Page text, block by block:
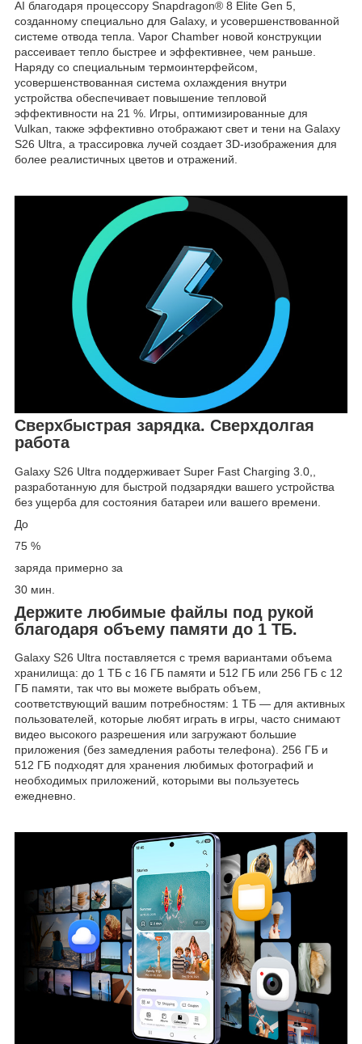
AI благодаря процессору Snapdragon® 8 Elite Gen 5,
созданному специально для Galaxy, и усовершенствованной
системе отвода тепла. Vapor Chamber новой конструкции
рассеивает тепло быстрее и эффективнее, чем раньше.
Наряду со специальным термоинтерфейсом,
усовершенствованная система охлаждения внутри
устройства обеспечивает повышение тепловой
эффективности на 21 %. Игры, оптимизированные для
Vulkan, также эффективно отображают свет и тени на Galaxy
S26 Ultra, а трассировка лучей создает 3D-изображения для
более реалистичных цветов и отражений.
Сверхбыстрая зарядка. Сверхдолгая
работа
Galaxy S26 Ultra поддерживает Super Fast Charging 3.0,,
разработанную для быстрой подзарядки вашего устройства
без ущерба для состояния батареи или вашего времени.
До
75 %
заряда примерно за
30 мин.
Держите любимые файлы под рукой
благодаря объему памяти до 1 ТБ.
Galaxy S26 Ultra поставляется с тремя вариантами объема
хранилища: до 1 ТБ с 16 ГБ памяти и 512 ГБ или 256 ГБ с 12
ГБ памяти, так что вы можете выбрать объем,
соответствующий вашим потребностям: 1 ТБ — для активных
пользователей, которые любят играть в игры, часто снимают
видео высокого разрешения или загружают большие
приложения (без замедления работы телефона). 256 ГБ и
512 ГБ подходят для хранения любимых фотографий и
необходимых приложений, которыми вы пользуетесь
ежедневно.